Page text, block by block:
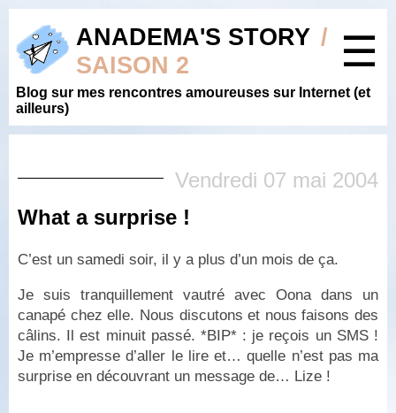
ANADEMA'S STORY /
SAISON 2
☰
Blog sur mes rencontres amoureuses sur Internet (et
ailleurs)
Vendredi 07 mai 2004
What a surprise !
C’est un samedi soir, il y a plus d’un mois de ça.
Je suis tranquillement vautré avec Oona dans un
canapé chez elle. Nous discutons et nous faisons des
câlins. Il est minuit passé. *BIP* : je reçois un SMS !
Je m’empresse d’aller le lire et… quelle n’est pas ma
surprise en découvrant un message de… Lize !